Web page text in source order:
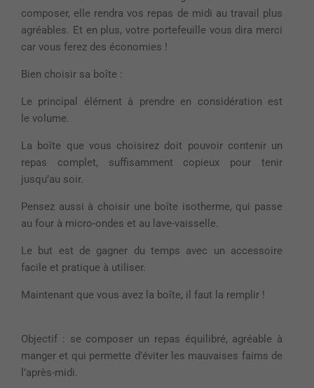
composer, elle rendra vos repas de midi au travail plus
agréables. Et en plus, votre portefeuille vous dira merci
car vous ferez des économies !
Bien choisir sa boîte :
Le principal élément à prendre en considération est
le volume.
La boîte que vous choisirez doit pouvoir contenir un
repas complet, suffisamment copieux pour tenir
jusqu’au soir.
Pensez aussi à choisir une boîte isotherme, qui passe
au four à micro-ondes et au lave-vaisselle.
Le but est de gagner du temps avec un accessoire
facile et pratique à utiliser.
Maintenant que vous avez la boîte, il faut la remplir !
Objectif : se composer un repas équilibré, agréable à
manger et qui permette d’éviter les mauvaises faims de
l’après-midi.